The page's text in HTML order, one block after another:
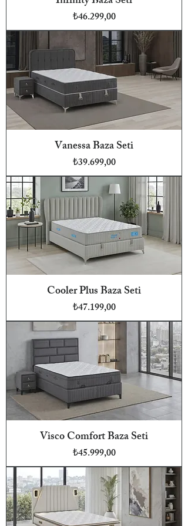
Fiyat
₺46.299,00
Vanessa Baza Seti
Fiyat
₺39.699,00
Cooler Plus Baza Seti
Fiyat
₺47.199,00
Visco Comfort Baza Seti
Fiyat
₺45.999,00